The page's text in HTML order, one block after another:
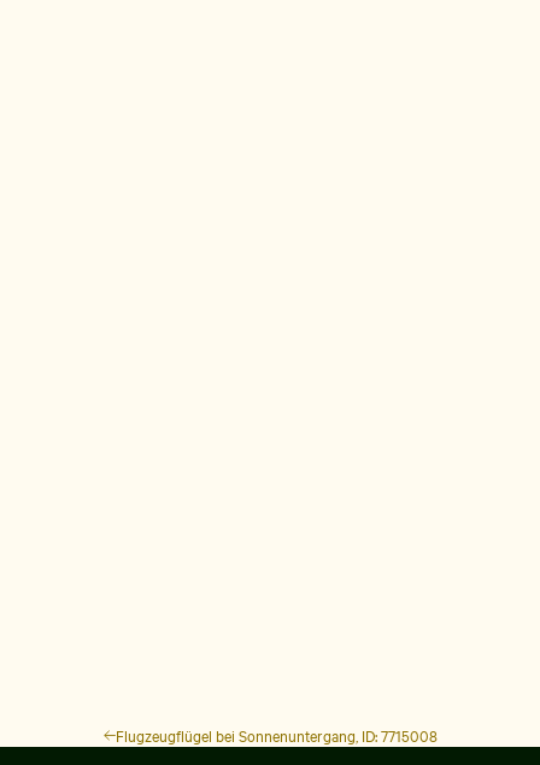
Flugzeugflügel bei Sonnenuntergang, ID: 7715008